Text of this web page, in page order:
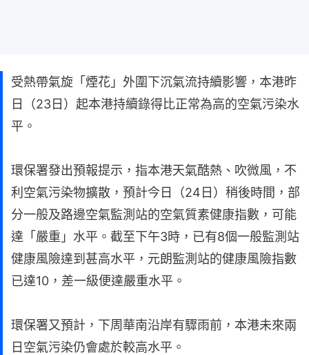
受熱帶氣旋「煙花」外圍下沉氣流持續影響，本港昨
日（23日）起本港持續錄得比正常為高的空氣污染水
平。
環保署發出預報提示，指本港天氣酷熱、吹微風，不
利空氣污染物擴散，預計今日（24日）稍後時間，部
分一般及路邊空氣監測站的空氣質素健康指數，可能
達「嚴重」水平。截至下午3時，已有8個一般監測站
健康風險達到甚高水平，元朗監測站的健康風險指數
已達10，差一級便達嚴重水平。
環保署又預計，下周華南沿岸有驟雨前，本港未來兩
日空氣污染仍會處於較高水平。